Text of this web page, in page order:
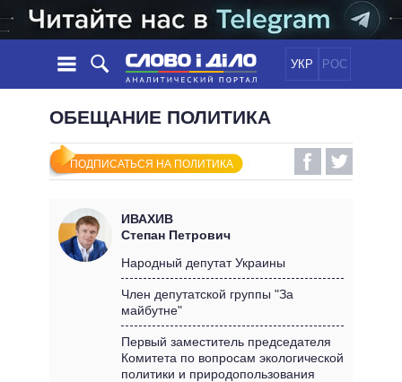
УКР РОС
НОВОСТИ
ЛЕНТА
СОБЫТИЯ
СТАТЬИ
МНЕНИЯ
ОБЗОРЫ
ДАЙДЖЕСТЫ
ПОЛИТИКА
ЭКОНОМИКА
МИР
ОБЕЩАНИЯ
ВСЕ ПОЛИТИКИ
ПРЕЗИДЕНТ И ОФИС
КАБИНЕТ МИНИСТРОВ
ГЛАВЫ ОБЛАДМИНИСТРАЦИЙ
ИНФОГРАФИКА
ВИДЕО
ПОДДЕРЖАТЬ
СРАВНЕНИЕ ПОЛИТИКОВ
ОБЕЩАНИЕ ПОЛИТИКА
ПОДПИСАТЬСЯ НА ПОЛИТИКА
ИВАХИВ
Степан Петрович
Народный депутат Украины
Член депутатской группы "За
майбутне"
Первый заместитель председателя
Комитета по вопросам экологической
политики и природопользования